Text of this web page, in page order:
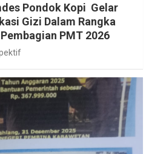
Pondok Kopi Gelar
Gizi Dalam Rangka
PMT 2026